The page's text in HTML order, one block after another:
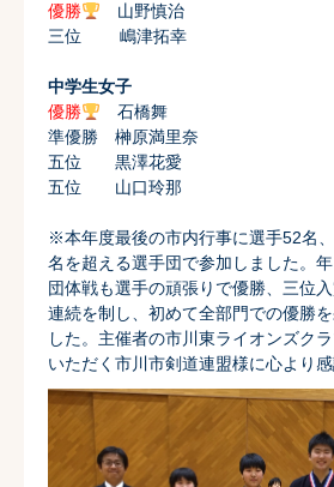
優勝
山野慎治
三位 嶋津拓幸
中学生女子
優勝
石橋舞
準優勝 榊原満里奈
五位 黒澤花愛
五位 山口玲那
※本年度最後の市内行事に選手52名
名を超える選手団で参加しました。
団体戦も選手の頑張りで優勝、三位
連続を制し、初めて全部門での優勝
した。主催者の市川東ライオンズク
いただく市川市剣道連盟様に心より感